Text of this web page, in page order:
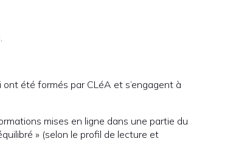
.
ont été formés par CLéA et s’engagent à
mises en ligne dans une partie du
» (selon le profil de lecture et